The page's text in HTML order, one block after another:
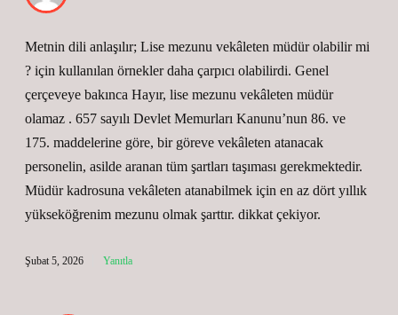
Metnin dili anlaşılır; Lise mezunu vekâleten müdür olabilir mi
? için kullanılan örnekler daha çarpıcı olabilirdi. Genel
çerçeveye bakınca Hayır, lise mezunu vekâleten müdür
olamaz . 657 sayılı Devlet Memurları Kanunu’nun 86. ve
175. maddelerine göre, bir göreve vekâleten atanacak
personelin, asilde aranan tüm şartları taşıması gerekmektedir.
Müdür kadrosuna vekâleten atanabilmek için en az dört yıllık
yükseköğrenim mezunu olmak şarttır. dikkat çekiyor.
Şubat 5, 2026 Yanıtla